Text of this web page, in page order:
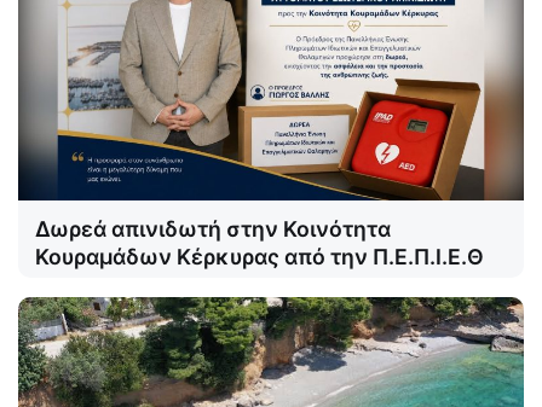
Δωρεά απινιδωτή στην Κοινότητα
Κουραμάδων Κέρκυρας από την Π.Ε.Π.Ι.Ε.Θ